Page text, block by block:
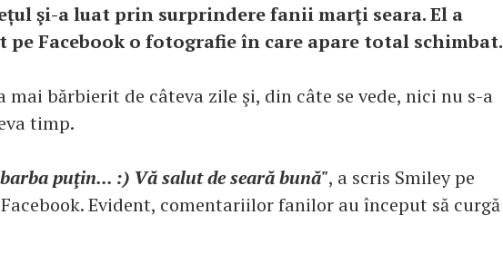
şi-a luat prin surprindere fanii marţi seara. El a
pe Facebook o fotografie în care apare total schimbat.
bărbierit de câteva zile şi, din câte se vede, nici nu s-a
timp.
puţin... :) Vă salut de seară bună", a scris Smiley pe
Evident, comentariilor fanilor au început să curgă